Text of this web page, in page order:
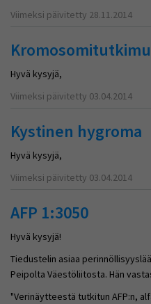
Viimeksi päivitetty 28.11.2014
Hyvä kysyjä,
Viimeksi päivitetty 03.04.2014
Kystinen hygroma
Hyvä kysyjä,
Viimeksi päivitetty 03.04.2014
AFP 1:3050
Hyvä kysyjä!
Tiedustelin asiaa
Peipolta Väestöliitosta. Hän
"Verinäytteestä tutkitun AFP:n,